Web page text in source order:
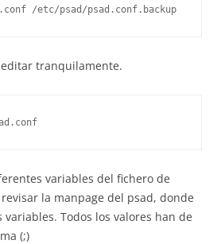
/etc/psad/psad.conf.backup
tranquilamente.
variables del fichero de
la manpage del psad, donde
Todos los valores han de
(;)